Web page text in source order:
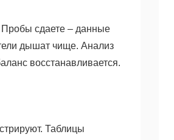
сдаете – данные
дышат чище. Анализ
восстанавливается.
Таблицы